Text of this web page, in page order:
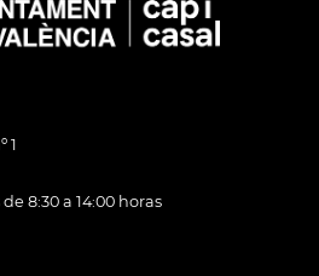
1
8:30 a 14:00 horas